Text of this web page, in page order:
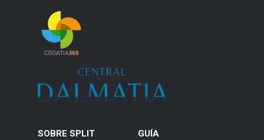
SOBRE SPLIT GUÍA